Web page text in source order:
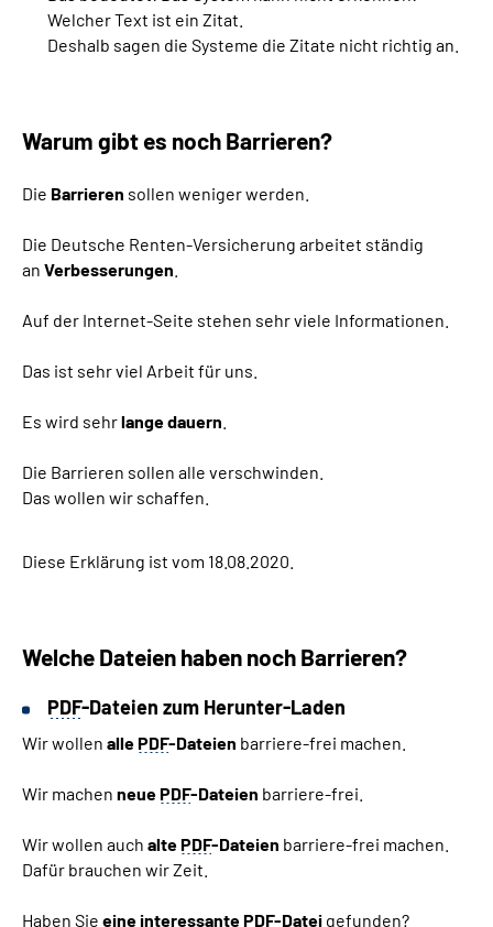
Welcher Text ist ein Zitat.
Deshalb sagen die Systeme die Zitate nicht richtig an.
Warum gibt es noch Barrieren?
Die Barrieren sollen weniger werden.
Die Deutsche Renten-Versicherung arbeitet ständig
an Verbesserungen
Auf der Internet-Seite stehen sehr viele Informationen.
Das ist sehr viel Arbeit für uns.
Es wird sehrlange dauern
Die Barrieren sollen alle verschwinden.
Das wollen wir schaffen.
Diese Erklärung ist vom 18.08.2020.
Welche Dateien haben noch Barrieren?
PDF-Dateien zum Herunter-Laden
Wir wollen allePDF-Dateien barriere-frei machen.
Wir machen neuePDF-Dateien barriere-frei.
Wir wollen auch altePDF-Dateien barriere-frei machen.
Dafür brauchen wir Zeit.
Haben Sie eine interessantePDF-Datei gefunden?